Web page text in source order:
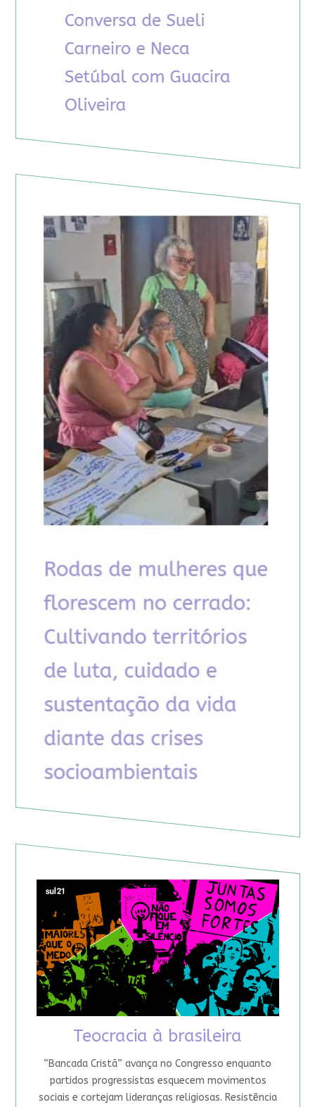
Teocracia à brasileira
“Bancada Cristã” avança no Congresso enquanto
partidos progressistas esquecem movimentos
sociais e cortejam lideranças religiosas. Resistência